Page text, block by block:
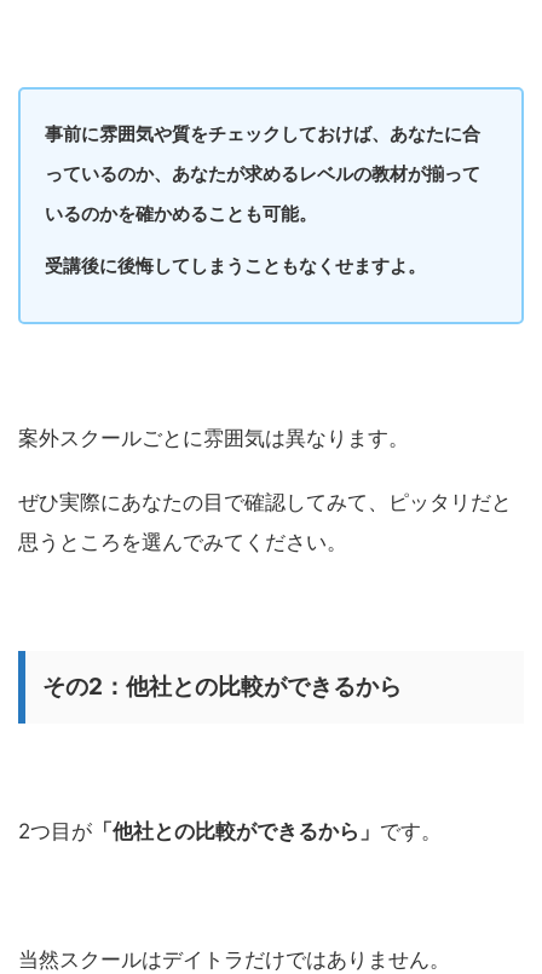
事前に雰囲気や質をチェックしておけば、あなたに合
っているのか、あなたが求めるレベルの教材が揃って
いるのかを確かめることも可能。
受講後に後悔してしまうこともなくせますよ。
案外スクールごとに雰囲気は異なります。
ぜひ実際にあなたの目で確認してみて、ピッタリだと
思うところを選んでみてください。
その2：他社との比較ができるから
2つ目が 「他社との比較ができるから」 です。
当然スクールはデイトラだけではありません。